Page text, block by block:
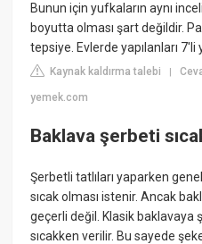
Bunun için yufkaların aynı
boyutta olması şart değildir.
tepsiye. Evlerde yapılanları 7'li
Kaynak kaldırma talebi |
yemek.com
Baklava şerbeti
Şerbetli tatlıları yaparken
sıcak olması istenir. Ancak
geçerli değil. Klasik baklavaya
sıcakken verilir. Bu sayede